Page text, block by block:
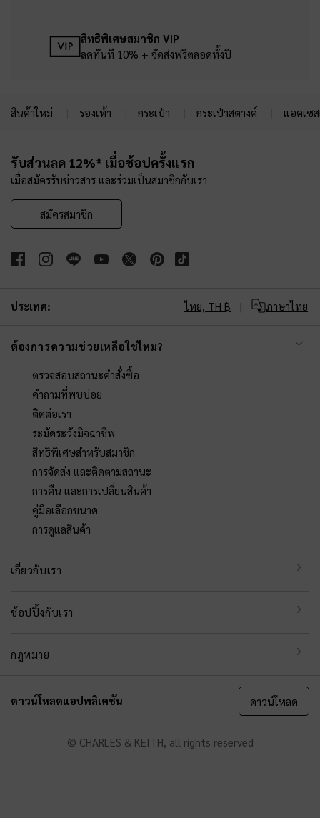
สิทธิพิเศษสมาชิก VIP
ลดทันที 10% + จัดส่งฟรีตลอดทั้งปี
สินค้าใหม่ รองเท้า กระเป๋า กระเป๋าสตางค์ แอคเซ
รับส่วนลด 12%* เมื่อช้อปครั้งแรก
เมื่อสมัครรับข่าวสาร และร่วมเป็นสมาชิกกับเรา
สมัครสมาชิก
ประเทศ: ไทย, TH ฿ ภาษาไทย
ต้องการความช่วยเหลือใช่ไหม?
ตรวจสอบสถานะคำสั่งซื้อ
คำถามที่พบบ่อย
ติดต่อเรา
ระมัดระวังมิจฉาชีพ
สิทธิพิเศษสำหรับสมาชิก
การจัดส่ง และติดตามสถานะ
การคืน และการเปลี่ยนสินค้า
คู่มือเลือกขนาด
การดูแลสินค้า
เกี่ยวกับเรา
ช้อปปิ้งกับเรา
กฎหมาย
ดาวน์โหลดแอปพลิเคชัน ดาวน์โหลด
© CHARLES & KEITH, all rights reserved